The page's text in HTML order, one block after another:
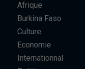
Afrique
Burkina Faso
Culture
Economie
Internationnal